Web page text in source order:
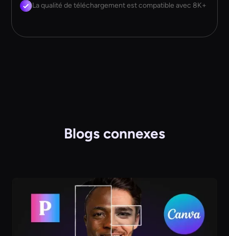
La qualité de téléchargement est compatible avec 8K+
Blogs connexes